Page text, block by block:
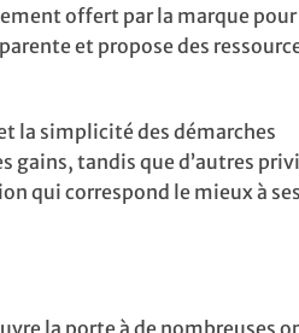
offert par la marque
et propose des
la simplicité des démarches
gains, tandis que d’autres
qui correspond le mieux à
la porte à de nombreuses